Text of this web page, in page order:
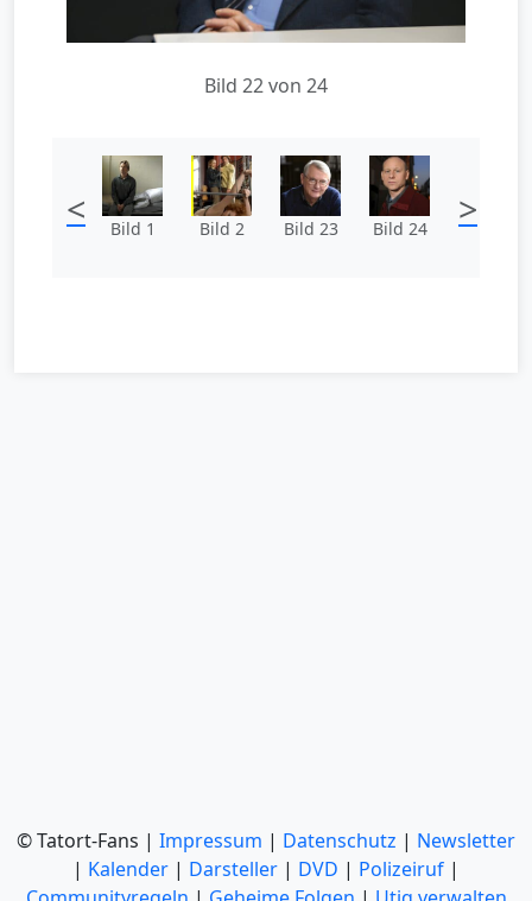
Bild 22 von 24
< Bild 1 Bild 2 Bild 23 Bild 24 >
© Tatort-Fans | Impressum | Datenschutz | Newsletter
| Kalender | Darsteller | DVD | Polizeiruf |